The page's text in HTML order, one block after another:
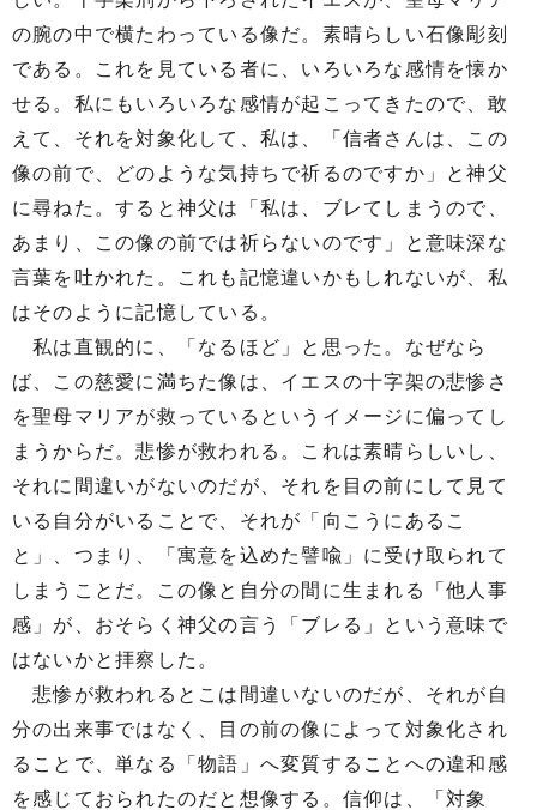
の腕の中で横たわっている像だ。素晴らしい石像彫刻
である。これを見ている者に、いろいろな感情を懐か
せる。私にもいろいろな感情が起こってきたので、敢
えて、それを対象化して、私は、「信者さんは、この
像の前で、どのような気持ちで祈るのですか」と神父
に尋ねた。すると神父は「私は、ブレてしまうので、
あまり、この像の前では祈らないのです」と意味深な
言葉を吐かれた。これも記憶違いかもしれないが、私
はそのように記憶している。
私は直観的に、「なるほど」と思った。なぜなら
ば、この慈愛に満ちた像は、イエスの十字架の悲惨さ
を聖母マリアが救っているというイメージに偏ってし
まうからだ。悲惨が救われる。これは素晴らしいし、
それに間違いがないのだが、それを目の前にして見て
いる自分がいることで、それが「向こうにあるこ
と」、つまり、「寓意を込めた譬喩」に受け取られて
しまうことだ。この像と自分の間に生まれる「他人事
感」が、おそらく神父の言う「ブレる」という意味で
はないかと拝察した。
悲惨が救われるとこは間違いないのだが、それが自
分の出来事ではなく、目の前の像によって対象化され
ることで、単なる「物語」へ変質することへの違和感
を感じておられたのだと想像する。信仰は、「対象